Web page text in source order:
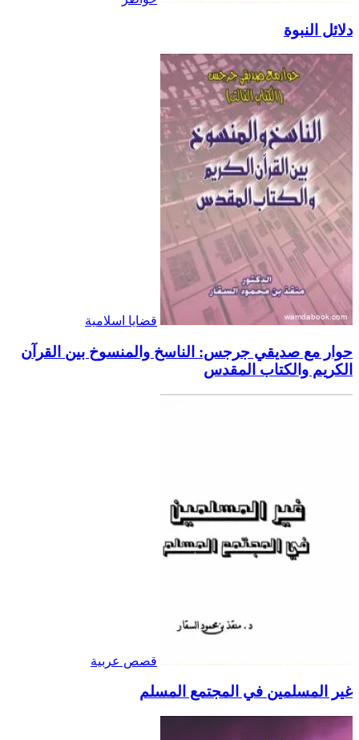
دلائل النبوة
قضايا اسلامية
حوار مع صديقي جرجس: الناسخ والمنسوخ بين القرآن
الكريم والكتاب المقدس
قصص عربية
غير المسلمين في المجتمع المسلم